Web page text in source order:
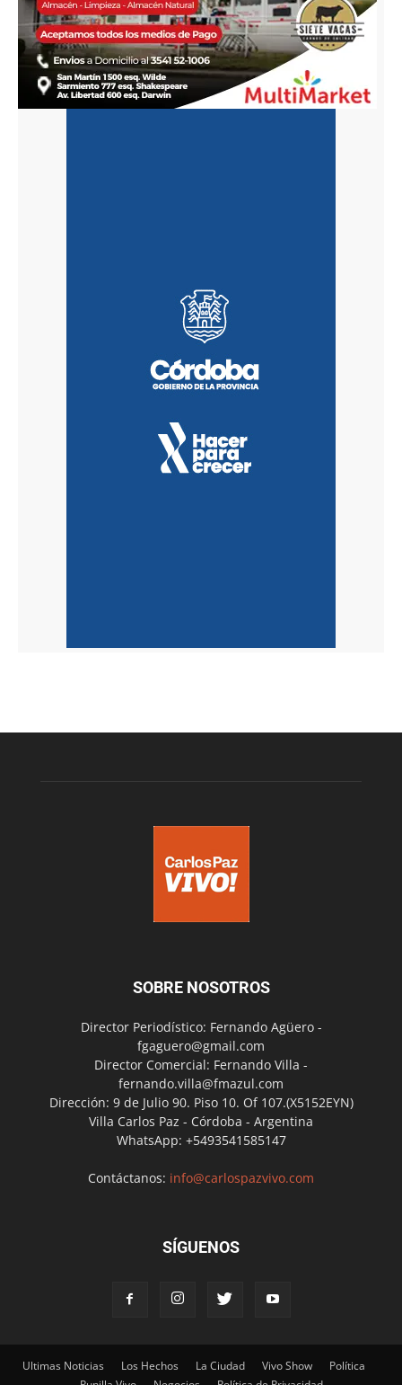
SOBRE NOSOTROS
Director Periodístico: Fernando Agüero -
fgaguero@gmail.com
Director Comercial: Fernando Villa -
fernando.villa@fmazul.com
Dirección: 9 de Julio 90. Piso 10. Of 107.(X5152EYN)
Villa Carlos Paz - Córdoba - Argentina
WhatsApp: +5493541585147
Contáctanos: info@carlospazvivo.com
SÍGUENOS
Ultimas Noticias Los Hechos La Ciudad Vivo Show
Política